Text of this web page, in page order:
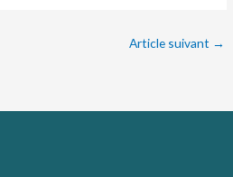
Article suivant →